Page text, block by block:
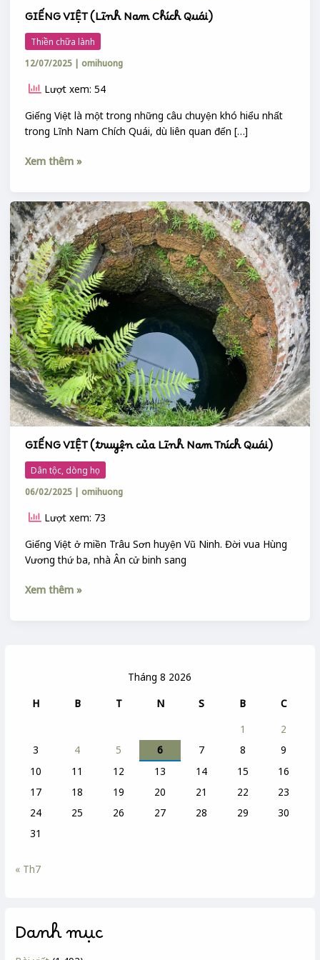
Tháng 8 2026
H
B T N S B
C
1
2
3
4 5 6 7 8
9
10
11 12 13 14 15
16
17
18 19 20 21 22
23
24
25 26 27 28 29
30
31
« Th7
Danh mục
GIẾNG VIỆT (Lĩnh Nam Chích Quái)
Thiền chữa lành
12/07/2025 | omihuong
Lượt xem: 54
Giếng Việt là một trong những câu chuyện khó hiểu nhất
trong Lĩnh Nam Chích Quái, dù liên quan đến […]
Xem thêm »
GIẾNG VIỆT (truyện của Lĩnh Nam Trích Quái)
Dân tộc, dòng họ
06/02/2025 | omihuong
Lượt xem: 73
Giếng Việt ở miền Trâu Sơn huyện Vũ Ninh. Đời vua Hùng
Vương thứ ba, nhà Ân cử binh sang
GIẾNG
VIỆT
(truyện
của
Lĩnh
Nam
Trích
Quái)
Xem thêm »